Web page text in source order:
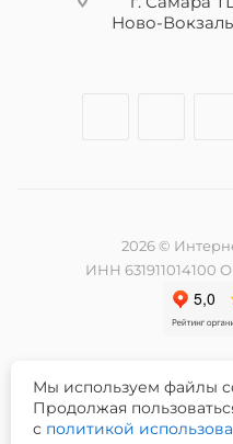
Ново-
2026 ©
ИНН 631911014100
Разработка и
Мы используем файлы
Продолжая
с политикой